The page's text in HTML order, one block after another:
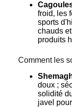
froid, les
sports
chauds
produits
Comment les
doux ;
solidité
javel